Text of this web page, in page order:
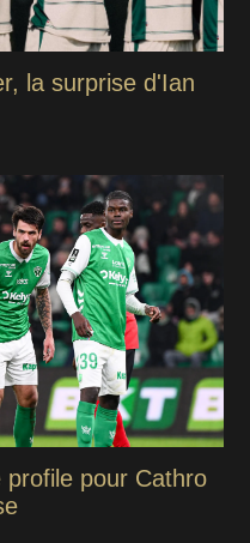
la surprise d'Ian
pour Cathro